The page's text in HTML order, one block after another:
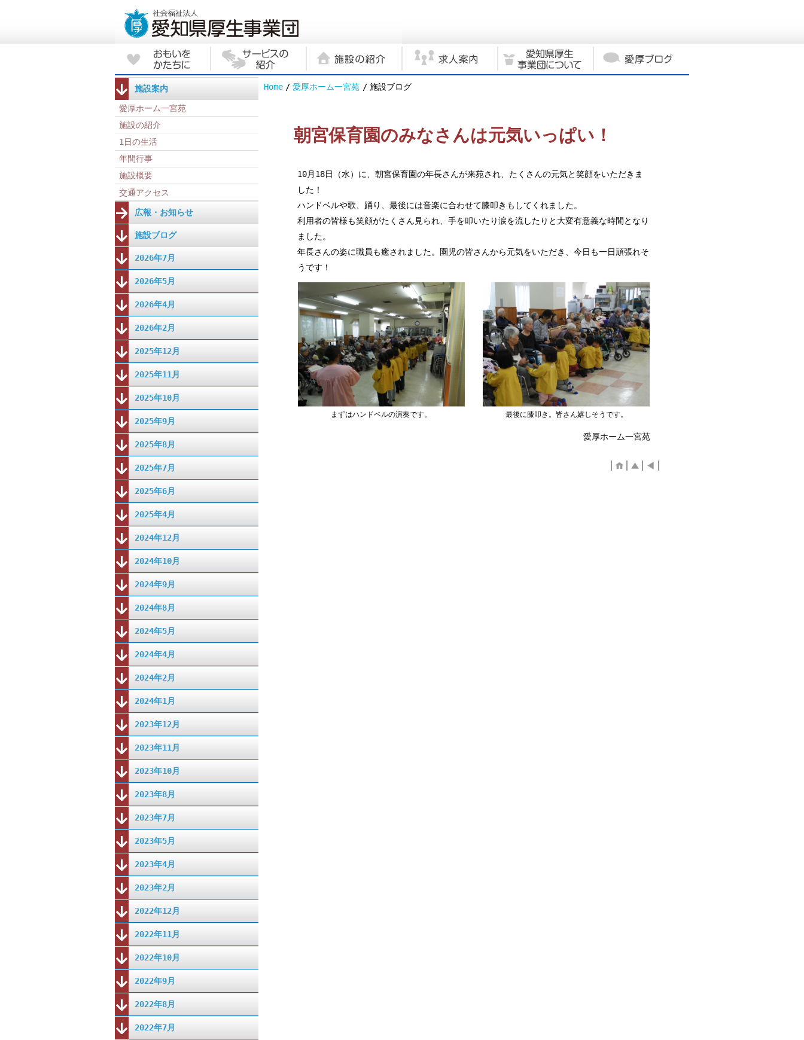
Home 愛厚ホーム一宮苑 施設ブログ
朝宮保育園のみなさんは元気いっぱい！
10月18日（水）に、朝宮保育園の年長さんが来苑され、たくさんの元気と笑顔をいただきま
した！
ハンドベルや歌、踊り、最後には音楽に合わせて膝叩きもしてくれました。
利用者の皆様も笑顔がたくさん見られ、手を叩いたり涙を流したりと大変有意義な時間となり
ました。
年長さんの姿に職員も癒されました。園児の皆さんから元気をいただき、今日も一日頑張れそ
うです！
まずはハンドベルの演奏です。 最後に膝叩き。皆さん嬉しそうです。
愛厚ホーム一宮苑
施設案内
愛厚ホーム一宮苑
施設の紹介
1日の生活
年間行事
施設概要
交通アクセス
広報・お知らせ
施設ブログ
2026年7月
2026年5月
2026年4月
2026年2月
2025年12月
2025年11月
2025年10月
2025年9月
2025年8月
2025年7月
2025年6月
2025年4月
2024年12月
2024年10月
2024年9月
2024年8月
2024年5月
2024年4月
2024年2月
2024年1月
2023年12月
2023年11月
2023年10月
2023年8月
2023年7月
2023年5月
2023年4月
2023年2月
2022年12月
2022年11月
2022年10月
2022年9月
2022年8月
2022年7月